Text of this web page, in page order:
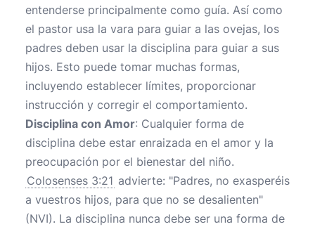
entenderse principalmente como guía. Así como
el pastor usa la vara para guiar a las ovejas, los
padres deben usar la disciplina para guiar a sus
hijos. Esto puede tomar muchas formas,
incluyendo establecer límites, proporcionar
instrucción y corregir el comportamiento.
Disciplina con Amor: Cualquier forma de
disciplina debe estar enraizada en el amor y la
preocupación por el bienestar del niño.
Colosenses 3:21 advierte: "Padres, no exasperéis
a vuestros hijos, para que no se desalienten"
(NVI). La disciplina nunca debe ser una forma de